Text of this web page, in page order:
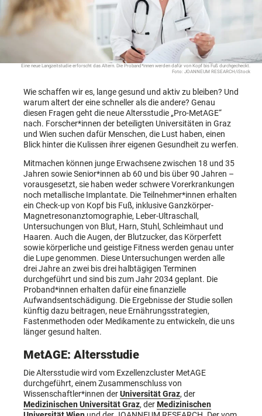
Eine neue Langzeitstudie erforscht das Altern. Die Proband*innen werden dafür von Kopf bis Fuß durchgecheckt.
Foto: JOANNEUM RESEARCH/iStock
Wie schaffen wir es, lange gesund und aktiv zu bleiben? Und
warum altert der eine schneller als die andere? Genau
diesen Fragen geht die neue Altersstudie „Pro-MetAGE“
nach. Forscher*innen der beteiligten Universitäten in Graz
und Wien suchen dafür Menschen, die Lust haben, einen
Blick hinter die Kulissen ihrer eigenen Gesundheit zu werfen.
Mitmachen können junge Erwachsene zwischen 18 und 35
Jahren sowie Senior*innen ab 60 und bis über 90 Jahren –
vorausgesetzt, sie haben weder schwere Vorerkrankungen
noch metallische Implantate. Die Teilnehmer*innen erhalten
ein Check-up von Kopf bis Fuß, inklusive Ganzkörper-
Magnetresonanztomographie, Leber-Ultraschall,
Untersuchungen von Blut, Harn, Stuhl, Schleimhaut und
Haaren. Auch die Augen, der Blutzucker, das Körperfett
sowie körperliche und geistige Fitness werden genau unter
die Lupe genommen. Diese Untersuchungen werden alle
drei Jahre an zwei bis drei halbtägigen Terminen
durchgeführt und sind bis zum Jahr 2034 geplant. Die
Proband*innen erhalten dafür eine finanzielle
Aufwandsentschädigung. Die Ergebnisse der Studie sollen
künftig dazu beitragen, neue Ernährungsstrategien,
Fastenmethoden oder Medikamente zu entwickeln, die uns
länger gesund halten.
MetAGE: Altersstudie
Die Altersstudie wird vom Exzellenzcluster MetAGE
durchgeführt, einem Zusammenschluss von
Wissenschaftler*innen derUniversität Graz, der
Medizinischen Universität Graz, derMedizinischen